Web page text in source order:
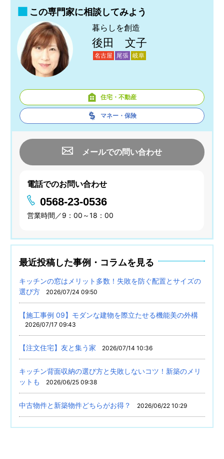
この専門家に相談してみよう
暮らしを創造
後田 文子
名古屋 尾張 岐阜
住宅・不動産
マネー・保険
メールでの問い合わせ
電話でのお問い合わせ
0568-23-0536
営業時間／9：00～18：00
最近投稿した事例・コラムを見る
キッチンの窓はメリット多数！失敗を防ぐ配置とサイズの
選び方
2026/07/24 09:50
【施工事例 09】モダンな建物を際立たせる機能美の外構
2026/07/17 09:43
【注文住宅】友と集う家 2026/07/14 10:36
キッチン背面収納の選び方と失敗しないコツ！新築のメリ
ットも
2026/06/25 09:38
中古物件と新築物件どちらがお得？ 2026/06/22 10:29